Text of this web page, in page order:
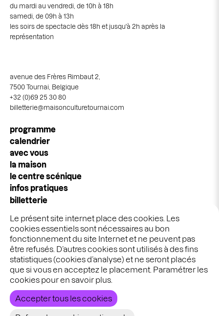
Le présent site internet place des cookies. Les
cookies essentiels sont nécessaires au bon
fonctionnement du site Internet et ne peuvent pas
être refusés. D’autres cookies sont utilisés à des fins
statistiques (cookies d’analyse) et ne seront placés
que si vous en acceptez le placement. Paramétrer les
cookies pour en savoir plus.
Accepter tous les cookies
du mardi au vendredi, de 10h à 18h
samedi, de 09h à 13h
les soirs de spectacle dès 18h et jusqu'à 2h après la
représentation
avenue des Frères Rimbaut 2,
7500 Tournai, Belgique
+32 (0)69 25 30 80
billetterie@maisonculturetournai.com
NAVIGATION
PRINCIPALE
programme
calendrier
avec vous
la maison
le centre scénique
infos pratiques
billetterie
idées cadeaux
stages & ateliers
Graphisme :
Développement :